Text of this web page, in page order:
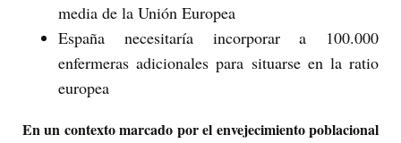
media de la Unión Europea
España necesitaría incorporar a 100.000
enfermeras adicionales para situarse en la ratio
europea
En un contexto marcado por el envejecimiento poblacional